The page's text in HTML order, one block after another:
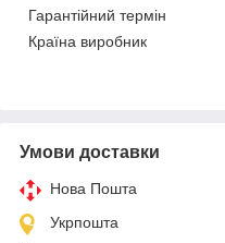
Гарантійний термін
Країна виробник
Умови доставки
Нова Пошта
Укрпошта